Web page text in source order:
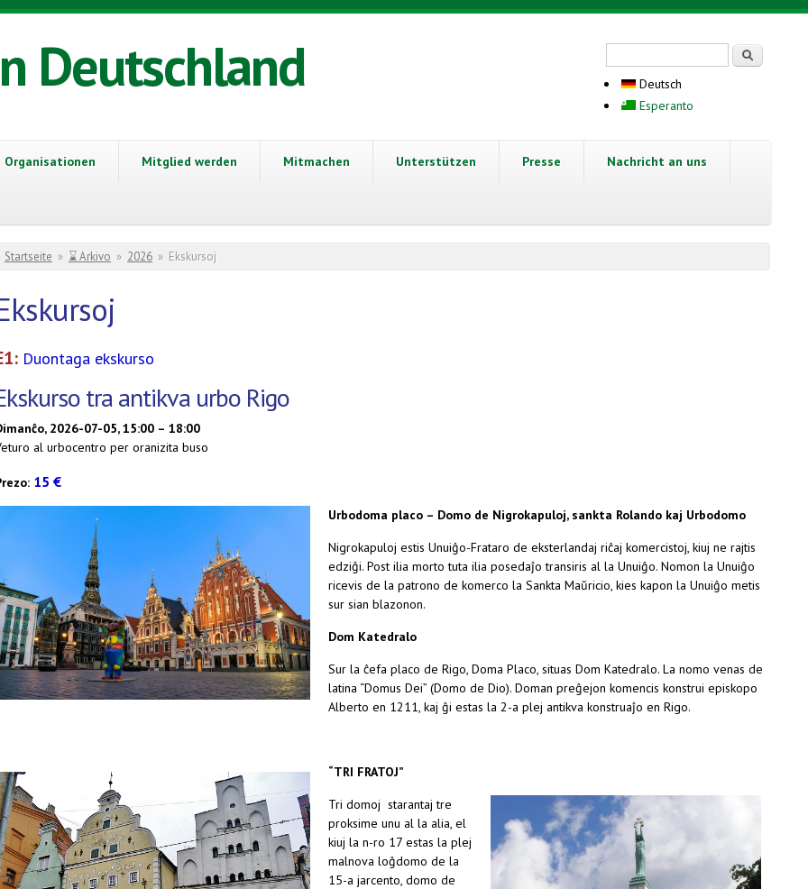
Deutschland
Deutsch
Esperanto
Organisationen Mitglied werden Mitmachen Unterstützen Presse Nachricht an uns
Sie sind hier
Startseite » ⌛ Arkivo » 2026 » Ekskursoj
Duontaga ekskurso
tra antikva urbo Rigo
2026-07-05, 15:00 – 18:00
al urbocentro per oranizita buso
15 €
Urbodoma placo – Domo de Nigrokapuloj, sankta Rolando kaj Urbodomo
Nigrokapuloj estis Unuiĝo-Frataro de eksterlandaj riĉaj komercistoj, kiuj ne rajtis
edziĝi. Post ilia morto tuta ilia posedaĵo transiris al la Unuiĝo. Nomon la Unuiĝo
ricevis de la patrono de komerco la Sankta Maŭricio, kies kapon la Unuiĝo metis
sur sian blazonon.
Dom Katedralo
Sur la ĉefa placo de Rigo, Doma Placo, situas Dom Katedralo. La nomo venas de
latina “Domus Dei” (Domo de Dio). Doman preĝejon komencis konstrui episkopo
Alberto en 1211, kaj ĝi estas la 2-a plej antikva konstruaĵo en Rigo.
“TRI FRATOJ”
Tri domoj starantaj tre
proksime unu al la alia, el
kiuj la n-ro 17 estas la plej
malnova loĝdomo de la
15-a jarcento, domo de